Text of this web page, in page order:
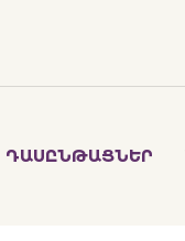
ԴԱՍԸՆԹԱՑՆԵՐ